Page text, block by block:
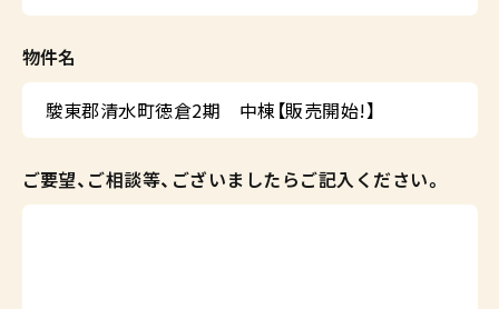
物件名
ご要望、ご相談等、ございましたらご記入ください。